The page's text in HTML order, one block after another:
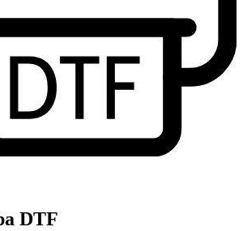
DTF